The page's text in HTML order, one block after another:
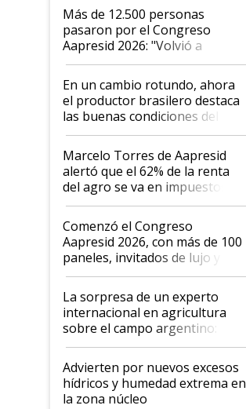
Más de 12.500 personas
pasaron por el Congreso
Aapresid 2026: "Volvió a
demostrar que hablar del
suelo es hablar de todo el
sistema productivo"
En un cambio rotundo, ahora
el productor brasilero destaca
las buenas condiciones del
agro argentino para invertir:
"Los veo más motivados"
Marcelo Torres de Aapresid
alertó que el 62% de la renta
del agro se va en impuestos:
"No es bueno que en
Argentina se sigan discutiendo
las mismas cosas de hace 50
años"
Comenzó el Congreso
Aapresid 2026, con más de 100
paneles, invitados de lujo y
todas las tendencias
La sorpresa de un experto
internacional en agricultura
sobre el campo argentino:
"Estoy muy impresionado"
Advierten por nuevos excesos
hídricos y humedad extrema en
la zona núcleo